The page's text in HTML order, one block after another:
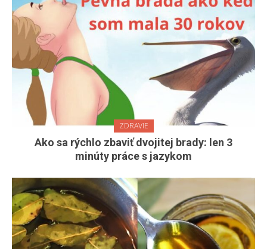
ZDRAVIE
Ako sa rýchlo zbaviť dvojitej brady: len 3
minúty práce s jazykom